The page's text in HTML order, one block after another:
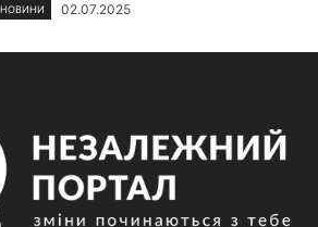
НОВИНИ 02.07.2025